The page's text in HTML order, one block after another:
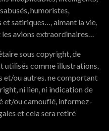
humoristes,
et satiriques…, aimant la vie,
avions extraordinaires…
sous copyright, de
utilisés comme illustrations,
et/ou autres. ne comportant
ni lien, ni indication de
et/ou camouflé, informez-
et cela sera retiré